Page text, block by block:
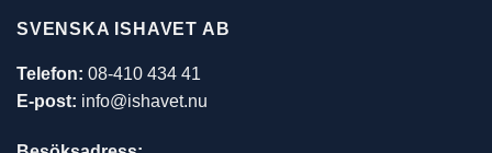
SVENSKA ISHAVET AB
Telefon: 08-410 434 41
E-post: info@ishavet.nu